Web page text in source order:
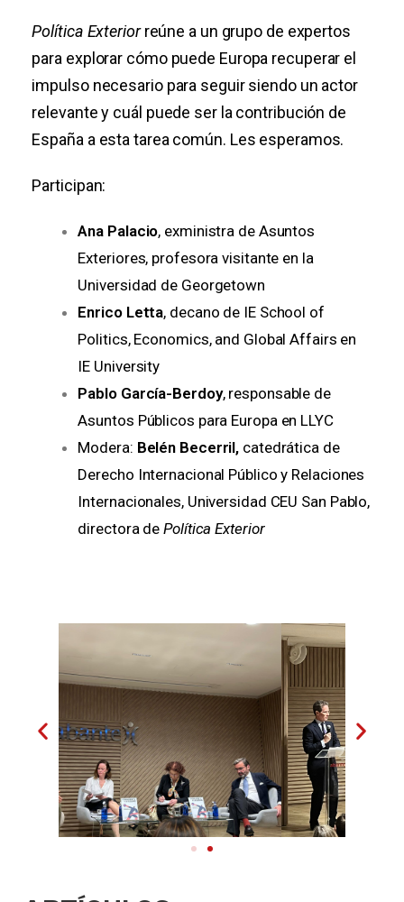
Política Exteriorreúne a un grupo de expertos
para explorar cómo puede Europa recuperar el
impulso necesario para seguir siendo un actor
relevante y cuál puede ser la contribución de
España a esta tarea común. Les esperamos.
Participan:
Ana Palacio, exministra de Asuntos
Exteriores, profesora visitante en la
Universidad de Georgetown
Enrico Letta, decano de IE School of
Politics, Economics, and Global Affairs en
IE University
Pablo García-Berdoy, responsable de
Asuntos Públicos para Europa en LLYC
Modera: Belén Becerril, catedrática de
Derecho Internacional Público y Relaciones
Internacionales, Universidad CEU San Pablo,
directora dePolítica Exterior